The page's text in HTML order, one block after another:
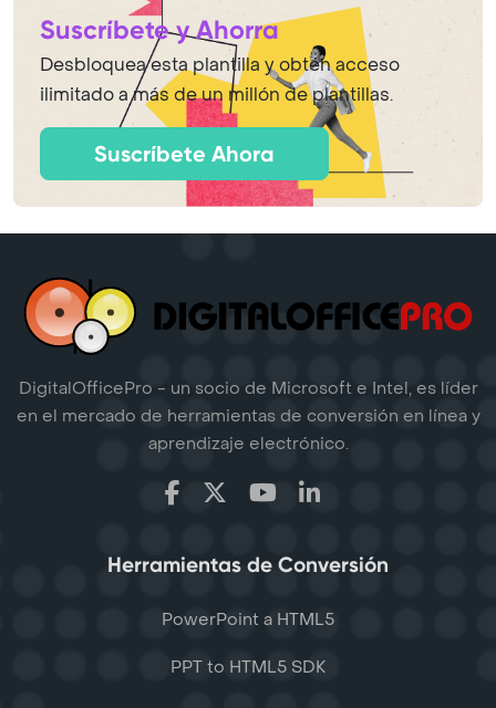
Suscríbete y Ahorra
Desbloquea esta plantilla y obtén acceso
ilimitado a más de un millón de plantillas.
Suscríbete Ahora
DigitalOfficePro - un socio de Microsoft e Intel, es líder
en el mercado de herramientas de conversión en línea y
aprendizaje electrónico.
Herramientas de Conversión
PowerPoint a HTML5
PPT to HTML5 SDK